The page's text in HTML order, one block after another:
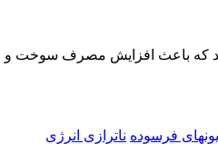
که باعث افزایش مصرف
فرسوده ناترازی انرژی